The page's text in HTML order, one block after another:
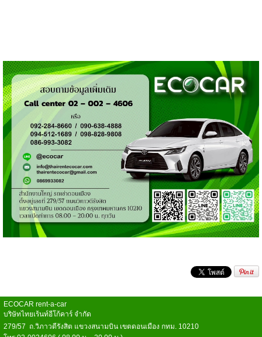
ECOCAR rent-a-car
บริษัทไทยเร้นท์อีโก้คาร์ จำกัด
279/57 ถ.วิภาวดีรังสิต แขวงสนามบิน เขตดอนเมือง กทม. 10210